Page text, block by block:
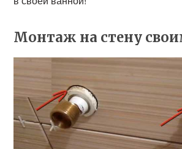
Монтаж на стену